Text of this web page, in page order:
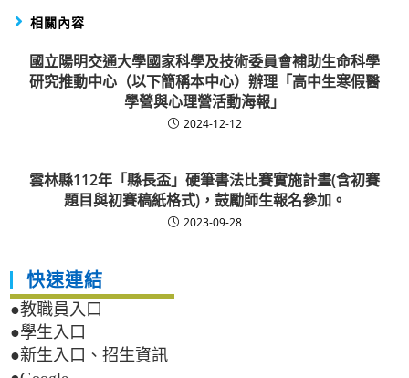
相關內容
國立陽明交通大學國家科學及技術委員會補助生命科學
研究推動中心（以下簡稱本中心）辦理「高中生寒假醫
學營與心理營活動海報」
2024-12-12
雲林縣112年「縣長盃」硬筆書法比賽實施計畫(含初賽
題目與初賽稿紙格式)，鼓勵師生報名參加。
2023-09-28
快速連結
●教職員入口
●學生入口
●新生入口、招生資訊